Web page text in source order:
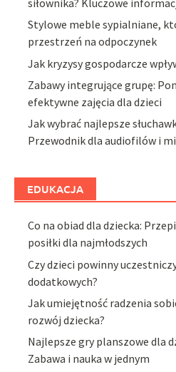
Stylowe meble sypialniane,
przestrzeń na odpoczynek
Jak kryzysy gospodarcze
Zabawy integrujące grupę:
efektywne zajęcia dla dzieci
Jak wybrać najlepsze
Przewodnik dla audiofilów i
EDUKACJA
Co na obiad dla dziecka:
posiłki dla najmłodszych
Czy dzieci powinny
dodatkowych?
Jak umiejętność radzenia
rozwój dziecka?
Najlepsze gry planszowe dla
Zabawa i nauka w jednym